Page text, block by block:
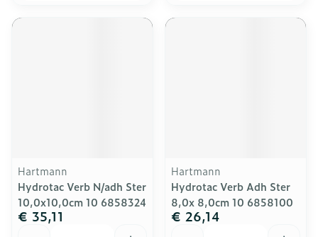
Hartmann
Hydrotac Verb N/adh Ster
10,0x10,0cm 10 6858324
€ 35,11
Hartmann
Hydrotac Verb Adh Ster
8,0x 8,0cm 10 6858100
€ 26,14